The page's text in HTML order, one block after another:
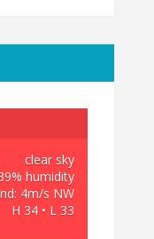
clear sky
humidity
4m/s NW
H 34 • L 33